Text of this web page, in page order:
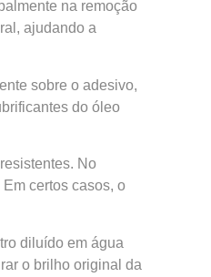
na remoção
ajudando a
sobre o adesivo,
do óleo
No
certos casos, o
diluído em água
o brilho original da